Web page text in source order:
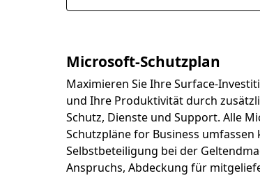
Microsoft-Schutzplan
Maximieren Sie Ihre Surface-
und Ihre Produktivität durch
Schutz, Dienste und Support. Alle
Schutzpläne for Business umfassen
Selbstbeteiligung bei der
Anspruchs, Abdeckung für